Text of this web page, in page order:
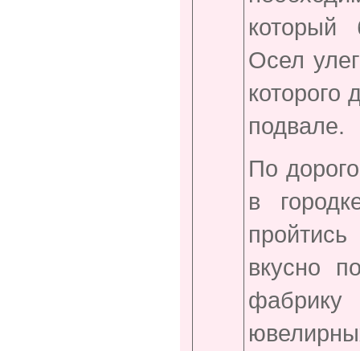
который
Осел
которого
подвале.
По
в
вкусно
фабрику